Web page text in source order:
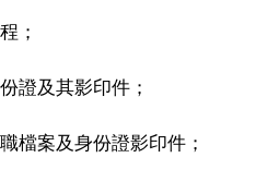
；
證及其影印件；
檔案及身份證影印件；